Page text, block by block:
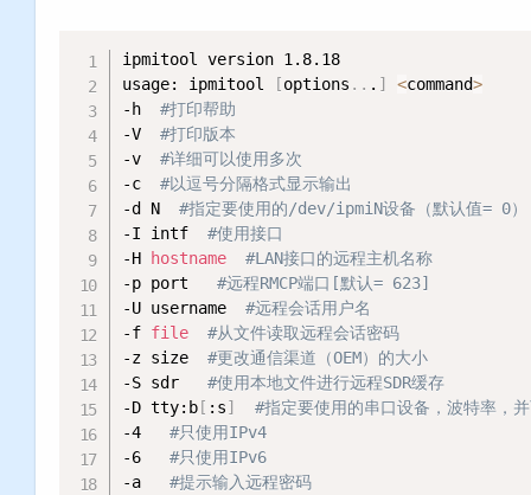
ipmitool version 1.8.18
usage: ipmitool
[options .. . ] <command>
-h #打印帮助
-V #打印版本
-v #详细可以使用多次
-c #以逗号分隔格式显示输出
-d N #指定要使用的/dev/ipmiN设备（默认值= 0）
-I intf #使用接口
-H
hostname
#LAN接口的远程主机名称
-p port #远程RMCP端口[默认= 623]
-U username #远程会话用户名
-f file
#从文件读取远程会话密码
-z size #更改通信渠道（OEM）的大小
-S sdr #使用本地文件进行远程SDR缓存
-D tty:b [ :s]
#指定要使用的串口设备，波特率，
-4 #只使用IPv4
-6 #只使用IPv6
-a #提示输入远程密码